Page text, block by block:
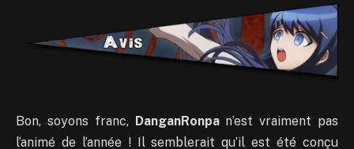
Bon, soyons franc, DanganRonpan’est vraiment pas
l’animé de l’année ! Il semblerait qu’il est été conçu